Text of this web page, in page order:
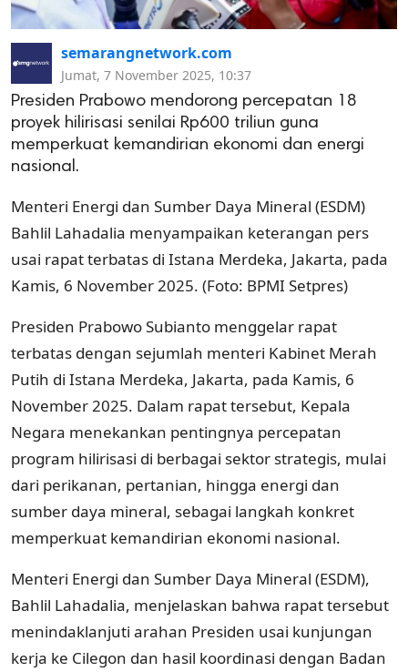
semarangnetwork.com
Jumat, 7 November 2025, 10:37
Presiden Prabowo mendorong percepatan 18
proyek hilirisasi senilai Rp600 triliun guna
memperkuat kemandirian ekonomi dan energi
nasional.
Menteri Energi dan Sumber Daya Mineral (ESDM)
Bahlil Lahadalia menyampaikan keterangan pers
usai rapat terbatas di Istana Merdeka, Jakarta, pada
Kamis, 6 November 2025. (Foto: BPMI Setpres)
Presiden Prabowo Subianto menggelar rapat
terbatas dengan sejumlah menteri Kabinet Merah
Putih di Istana Merdeka, Jakarta, pada Kamis, 6
November 2025. Dalam rapat tersebut, Kepala
Negara menekankan pentingnya percepatan
program hilirisasi di berbagai sektor strategis, mulai
dari perikanan, pertanian, hingga energi dan
sumber daya mineral, sebagai langkah konkret
memperkuat kemandirian ekonomi nasional.
Menteri Energi dan Sumber Daya Mineral (ESDM),
Bahlil Lahadalia, menjelaskan bahwa rapat tersebut
menindaklanjuti arahan Presiden usai kunjungan
kerja ke Cilegon dan hasil koordinasi dengan Badan